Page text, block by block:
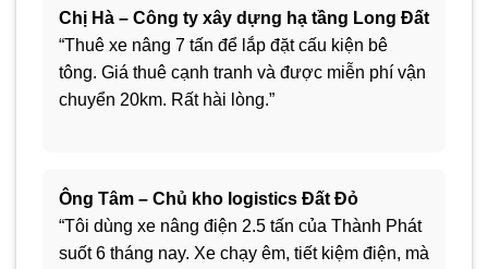
Chị Hà – Công ty xây dựng hạ tầng Long Đất
“Thuê xe nâng 7 tấn để lắp đặt cấu kiện bê
tông. Giá thuê cạnh tranh và được miễn phí vận
chuyển 20km. Rất hài lòng.”
Ông Tâm – Chủ kho logistics Đất Đỏ
“Tôi dùng xe nâng điện 2.5 tấn của Thành Phát
suốt 6 tháng nay. Xe chạy êm, tiết kiệm điện, mà